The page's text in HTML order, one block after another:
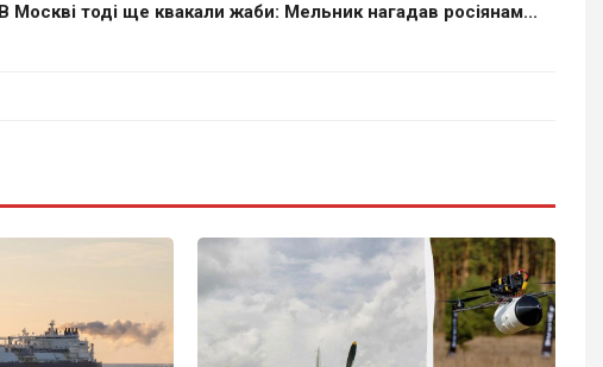
В Москві тоді ще квакали жаби: Мельник нагадав росіянам...